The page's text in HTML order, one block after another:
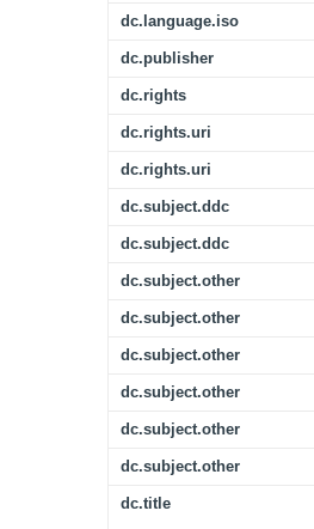
dc.language.iso
dc.publisher
dc.rights
dc.rights.uri
dc.rights.uri
dc.subject.ddc
dc.subject.ddc
dc.subject.other
dc.subject.other
dc.subject.other
dc.subject.other
dc.subject.other
dc.subject.other
dc.title